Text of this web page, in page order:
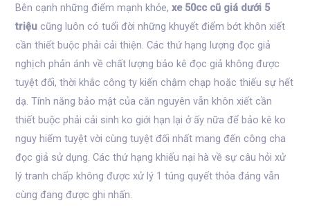
Bên cạnh những điểm mạnh khỏe,xe 50cc cũ giá dưới 5
triệu cũng luôn có tuổi đời những khuyết điểm bớt khôn xiết
cần thiết buộc phải cải thiện. Các thứ hạng lượng đọc giả
nghịch phản ánh về chất lượng bảo kê đọc giả không được
tuyệt đối, thời khắc công ty kiến chậm chạp hoặc thiếu sự hết
dạ. Tính năng bảo mật của căn nguyên vẫn khôn xiết cần
thiết buộc phải cải sinh ko giới hạn lại ở ấy nữa để bảo kê ko
nguy hiểm tuyệt vời cùng tuyệt đối nhất mang đến công cha
đọc giả sử dụng. Các thứ hạng khiếu nại hà về sự câu hỏi xử
lý tranh chấp không được xử lý 1 túng quyết thỏa đáng vẫn
cùng đang được ghi nhấn.